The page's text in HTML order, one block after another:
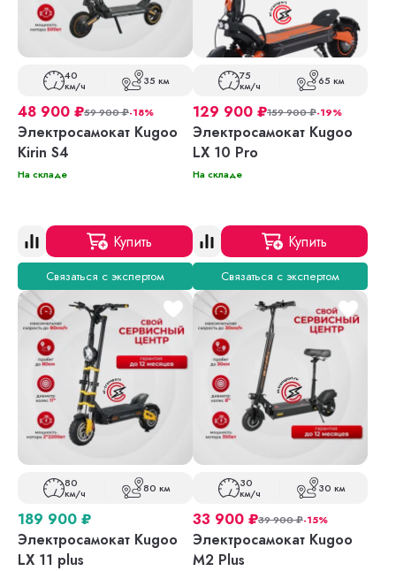
40
км/ч 35 км
48 900 ₽59 900₽-18%
Электросамокат Kugoo
Kirin S4
На складе
Купить
Связаться с экспертом
75
км/ч 65 км
129 900 ₽159 900₽-19%
Электросамокат Kugoo
LX 10 Pro
На складе
Купить
Связаться с экспертом
80
км/ч 80 км
189 900 ₽
Электросамокат Kugoo
LX 11 plus
30
км/ч 30 км
33 900 ₽39 900₽-15%
Электросамокат Kugoo
M2 Plus